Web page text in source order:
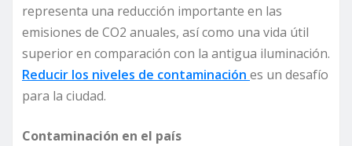
representa una reducción importante en las
emisiones de CO2 anuales, así como una vida útil
superior en comparación con la antigua iluminación.
Reducir los niveles de contaminación es un desafío
para la ciudad.
Contaminación en el país